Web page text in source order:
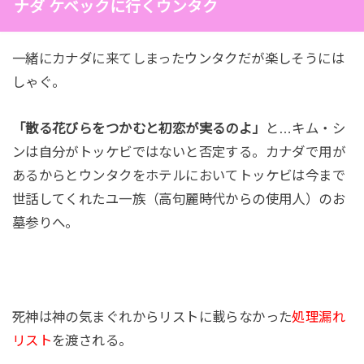
ナダ ケベックに行くウンタク
一緒にカナダに来てしまったウンタクだが楽しそうには
しゃぐ。
「散る花びらをつかむと初恋が実るのよ」
と…キム・シ
ンは自分がトッケビではないと否定する。カナダで用が
あるからとウンタクをホテルにおいてトッケビは今まで
世話してくれたユ一族（高句麗時代からの使用人）のお
墓参りへ。
死神は神の気まぐれからリストに載らなかった処理漏れ
リストを渡される。